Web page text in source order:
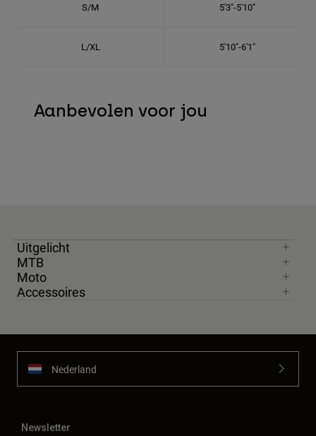
S/M 5'3"-5'10"
L/XL 5'10"-6'1"
Aanbevolen voor jou
Uitgelicht
MTB
Moto
Accessoires
Nederland
Newsletter